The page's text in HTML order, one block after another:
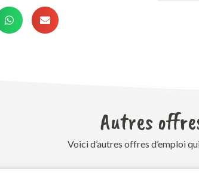
Autres
Voici d’autres offres d’emploi